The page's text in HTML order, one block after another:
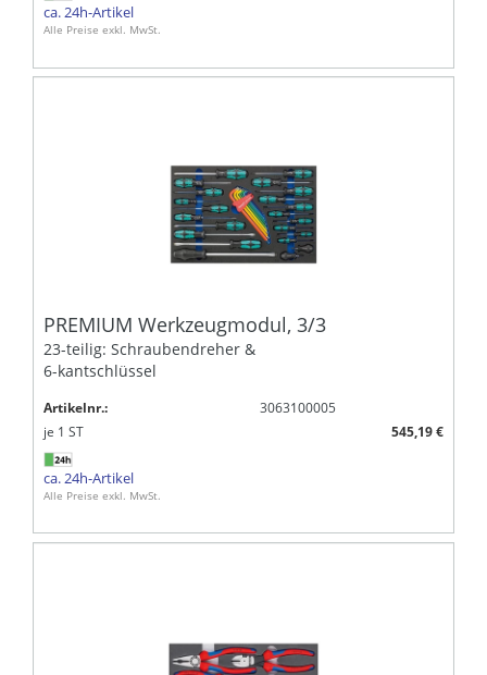
ca. 24h-Artikel
Alle Preise exkl. MwSt.
PREMIUM Werkzeugmodul, 3/3
23-teilig: Schraubendreher &
6-kantschlüssel
Artikelnr.:
3063100005
je 1 ST 545,19 €
ca. 24h-Artikel
Alle Preise exkl. MwSt.